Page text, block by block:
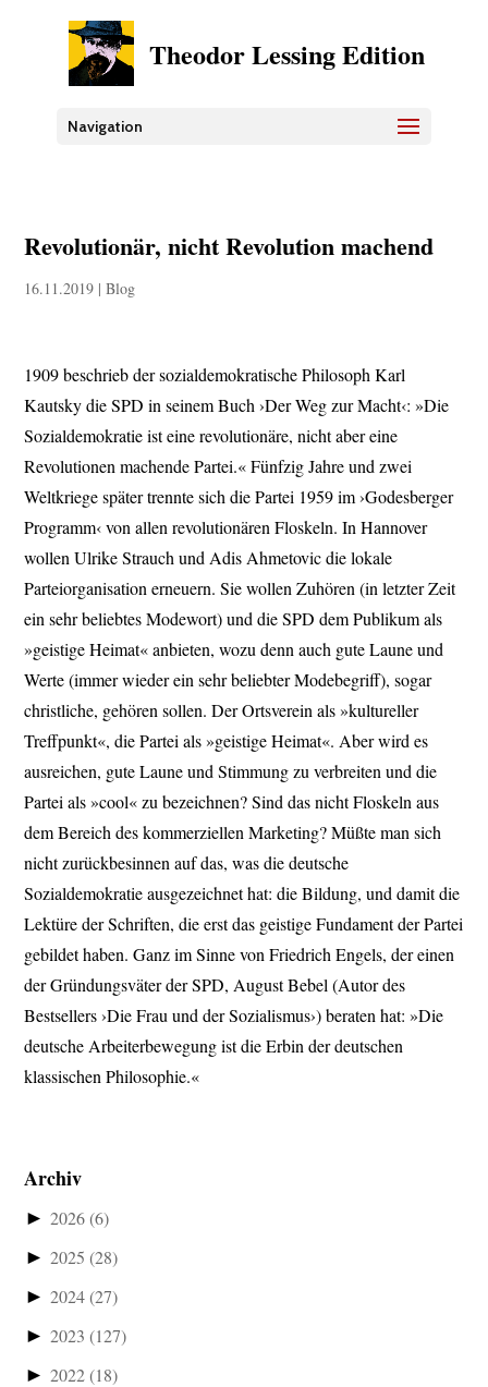
Theodor Lessing Edition
Navigation
Revolutionär, nicht Revolution machend
16.11.2019 |Blog
1909 beschrieb der sozialdemokratische Philosoph Karl
Kautsky die SPD in seinem Buch ›Der Weg zur Macht‹: »Die
Sozialdemokratie ist eine revolutionäre, nicht aber eine
Revolutionen machende Partei.« Fünfzig Jahre und zwei
Weltkriege später trennte sich die Partei 1959 im ›Godesberger
Programm‹ von allen revolutionären Floskeln. In Hannover
wollen Ulrike Strauch und Adis Ahmetovic die lokale
Parteiorganisation erneuern. Sie wollen Zuhören (in letzter Zeit
ein sehr beliebtes Modewort) und die SPD dem Publikum als
»geistige Heimat« anbieten, wozu denn auch gute Laune und
Werte (immer wieder ein sehr beliebter Modebegriff), sogar
christliche, gehören sollen. Der Ortsverein als »kultureller
Treffpunkt«, die Partei als »geistige Heimat«. Aber wird es
ausreichen, gute Laune und Stimmung zu verbreiten und die
Partei als »cool« zu bezeichnen? Sind das nicht Floskeln aus
dem Bereich des kommerziellen Marketing? Müßte man sich
nicht zurückbesinnen auf das, was die deutsche
Sozialdemokratie ausgezeichnet hat: die Bildung, und damit die
Lektüre der Schriften, die erst das geistige Fundament der Partei
gebildet haben. Ganz im Sinne von Friedrich Engels, der einen
der Gründungsväter der SPD, August Bebel (Autor des
Bestsellers ›Die Frau und der Sozialismus›) beraten hat: »Die
deutsche Arbeiterbewegung ist die Erbin der deutschen
klassischen Philosophie.«
Archiv
► 2026(6)
► 2025(28)
► 2024(27)
► 2023(127)
► 2022(18)